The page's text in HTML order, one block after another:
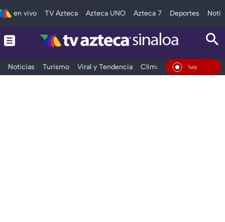
en vivo TV Azteca Azteca UNO Azteca 7 Deportes
Noticias Turismo Viral y Tendencia Clima Deportes
En Vivo